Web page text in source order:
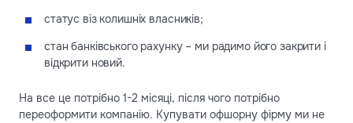
статус віз колишніх власників;
стан банківського рахунку – ми радимо його закрити і
відкрити новий.
На все це потрібно 1-2 місяці, після чого потрібно
переоформити компанію. Купувати офшорну фірму ми не